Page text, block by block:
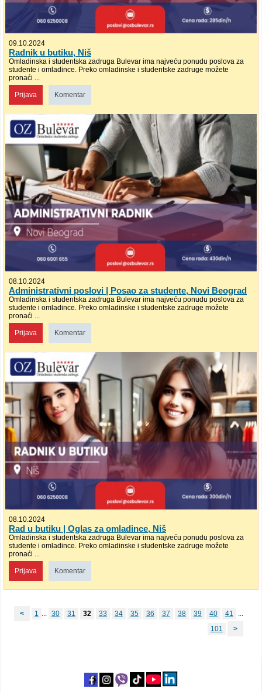
09.10.2024
Radnik u butiku, Niš
Omladinska i studentska zadruga Bulevar ima najveću ponudu poslova za
studente i omladince. Preko omladinske i studentske zadruge možete
pronaći ...
Prijava Komentar
08.10.2024
Administrativni poslovi | Posao za studente, Novi Beograd
Omladinska i studentska zadruga Bulevar ima najveću ponudu poslova za
studente i omladince. Preko omladinske i studentske zadruge možete
pronaći ...
Prijava Komentar
08.10.2024
Rad u butiku | Oglas za omladince, Niš
Omladinska i studentska zadruga Bulevar ima najveću ponudu poslova za
studente i omladince. Preko omladinske i studentske zadruge možete
pronaći ...
Prijava Komentar
< 1 ... 30 31 32 33 34 35 36 37 38 39 40 41
...
101
>